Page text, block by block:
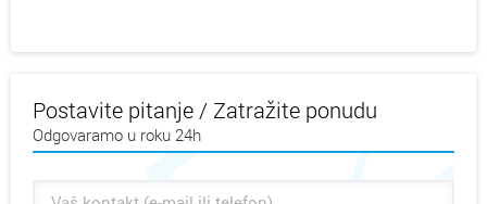
Postavite pitanje / Zatražite ponudu
Odgovaramo u roku 24h